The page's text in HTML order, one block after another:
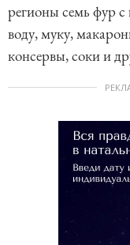
регионы семь фур
воду, муку,
консервы, соки и